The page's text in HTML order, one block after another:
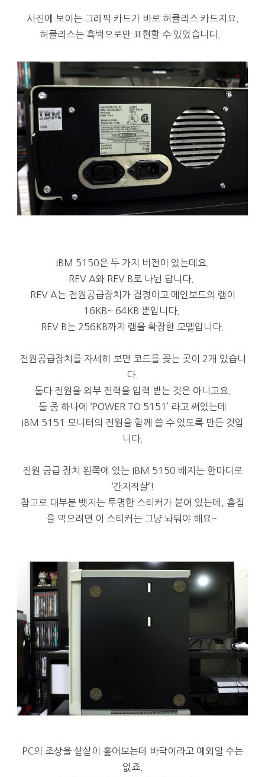
사진에 보이는 그래픽 카드가 바로 허큘리스 카드지요.
허큘리스는 흑백으로만 표현할 수 있었습니다.
IBM 5150은 두 가지 버전이 있는데요.
REV A와 REV B로 나뉜 답니다.
REV A는 전원공급장치가 검정이고 메인보드의 램이
16KB~ 64KB 뿐입니다.
REV B는 256KB까지 램을 확장한 모델입니다.
전원공급장치를 자세히 보면 코드를 꽂는 곳이 2개 있습니
다.
둘다 전원을 외부 전력을 입력 받는 것은 아니고요.
둘 중 하나에 ‘POWER TO 5151’ 라고 써있는데
IBM 5151 모니터의 전원을 함께 쓸 수 있도록 만든 것입
니다.
전원 공급 장치 왼쪽에 있는 IBM 5150 배지는 한마디로
‘간지작살’!
참고로 대부분 뱃지는 투명한 스티커가 붙어 있는데, 흠집
을 막으려면 이 스티커는 그냥 놔둬야 해요~
PC의 조상을 샅샅이 훑어보는데 바닥이라고 예외일 수는
없죠.